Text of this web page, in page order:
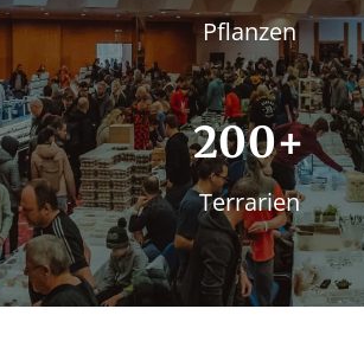
Pflanzen
200+
Terrarien